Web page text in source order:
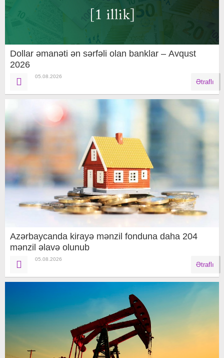
Dollar əmanəti ən sərfəli olan banklar – Avqust
2026
05.08.2026
Ətraflı
Azərbaycanda kirayə mənzil fonduna daha 204
mənzil əlavə olunub
05.08.2026
Ətraflı